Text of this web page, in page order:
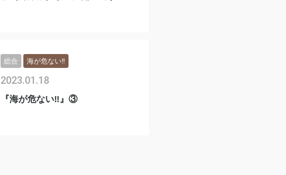
『海が危ない‼️』③
2023.01.18
総合 海が危ない‼️